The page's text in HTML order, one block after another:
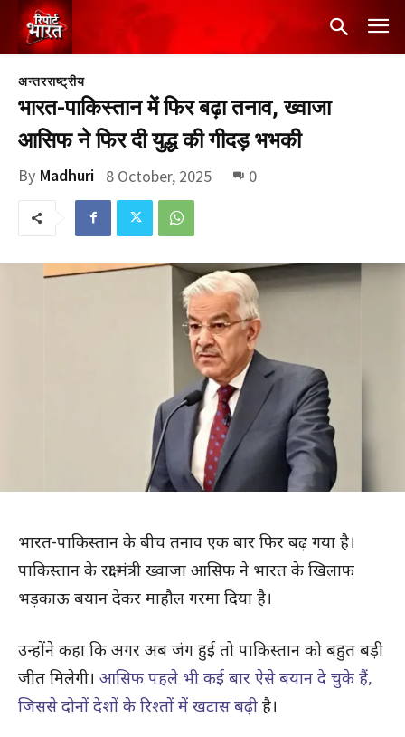
अन्तरराष्ट्रीय
भारत-पाकिस्तान में फिर बढ़ा तनाव, ख्वाजा
आसिफ ने फिर दी युद्ध की गीदड़ भभकी
By Madhuri 8 October, 2025 0
भारत-पाकिस्तान के बीच तनाव एक बार फिर बढ़ गया है।
पाकिस्तान के रक्षा मंत्री ख्वाजा आसिफ ने भारत के खिलाफ
भड़काऊ बयान देकर माहौल गरमा दिया है।
उन्होंने कहा कि अगर अब जंग हुई तो पाकिस्तान को बहुत बड़ी
जीत मिलेगी। आसिफ पहले भी कई बार ऐसे बयान दे चुके हैं,
जिससे दोनों देशों के रिश्तों में खटास बढ़ी है।